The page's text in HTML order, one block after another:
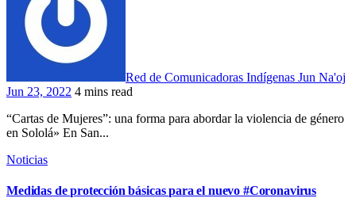
Red de Comunicadoras Indígenas Jun Na'oj
Jun 23, 2022 4 mins read
“Cartas de Mujeres”: una forma para abordar la violencia de género
en Sololá» En San...
Noticias
Medidas de protección básicas para el nuevo #Coronavirus